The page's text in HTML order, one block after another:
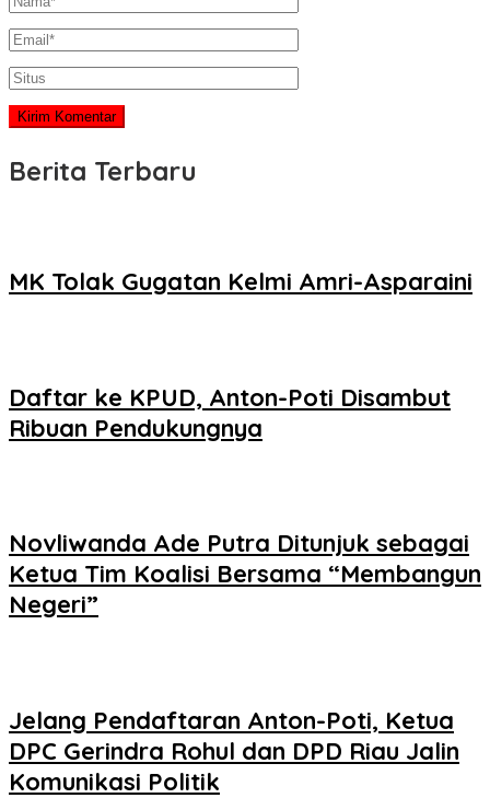
Berita Terbaru
MK Tolak Gugatan Kelmi Amri-Asparaini
Daftar ke KPUD, Anton-Poti Disambut
Ribuan Pendukungnya
Novliwanda Ade Putra Ditunjuk sebagai
Ketua Tim Koalisi Bersama “Membangun
Negeri”
Jelang Pendaftaran Anton-Poti, Ketua
DPC Gerindra Rohul dan DPD Riau Jalin
Komunikasi Politik